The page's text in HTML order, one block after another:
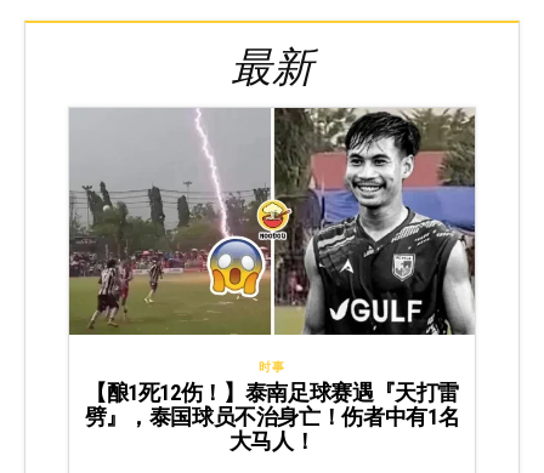
最新
时事
【酿1死12伤！】泰南足球赛遇『天打雷
劈』，泰国球员不治身亡！伤者中有1名
大马人！